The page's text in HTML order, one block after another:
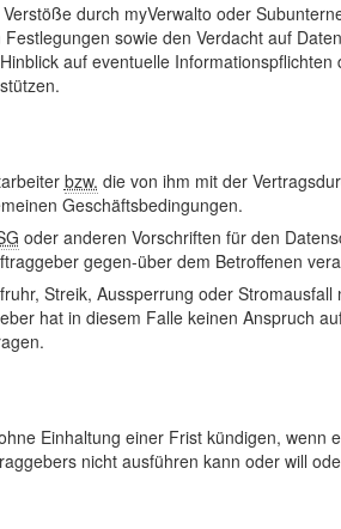
durch myVerwalto oder
sowie den Verdacht auf
auf eventuelle
bzw. die von ihm mit der
Geschäftsbedingungen.
oder anderen Vorschriften für den
gegen-über dem Betroffenen
Streik, Aussperrung oder
hat in diesem Falle keinen Anspruch
Einhaltung einer Frist kündigen, wenn
nicht ausführen kann oder will